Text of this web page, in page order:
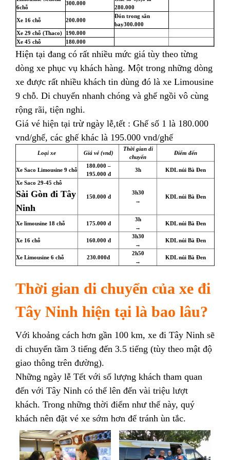
6chỗ
300.000
280.000
Xe 16 chỗ 200.000
Đón trong sân
bay300.000
Xe 29 chỗ (Thaco)
190.000
Xe 45 chỗ
180.000
Hiện tại đang có rất nhiều mức giá tùy theo từng
dòng xe phục vụ khách hàng. Một trong những dòng
xe được rất nhiều khách tin dùng đó là xe Limousine
9 chỗ. Di chuyển nhanh chóng và ghế ngồi vô cùng
rộng rãi, tiện nghi.
Giá vé hiện tại trừ ngày lễ,tết : Ghế số 1 là 180.000
vnd/ghế, các ghế khác là 195.000 vnd/ghế
Loại xe Giá vé (vnd)
Thời gian di
chuyển
Điểm đến
Xe Saco Limousine 9 chỗ
180.000 –
195.000 đ
3h KDL núi Bà Đen
Xe Saco 29-45 chỗ
Sài Gòn đi Tây
Ninh
150.000 đ
3h30
→
KDL núi Bà Đen
Xe limousine 18 chỗ 175.000 đ
3h
→
KDL núi Bà Đen
Xe 16 chỗ 160.000 đ
3h30
→
KDL núi Bà Đen
Xe Limousine 6 chỗ 230.000đ
2h50
→
KDL núi Bà Đen
Thời gian di chuyển của xe đi
Tây Ninh hiện tại là bao lâu?
Với khoảng cách hơn gần 100 km, xe đi Tây Ninh sẽ
di chuyển tầm 3 tiếng đến 3.5 tiếng (tùy theo mật độ
giao thông trên đường).
Những ngày lễ Tết với số lượng khách tham quan
đến với Tây Ninh có thể lên đến vài triệu lượt
khách. Trong những thời điểm như thế này, quý
khách nên đặt vé xe sớm hơn để tránh ùn tắc.